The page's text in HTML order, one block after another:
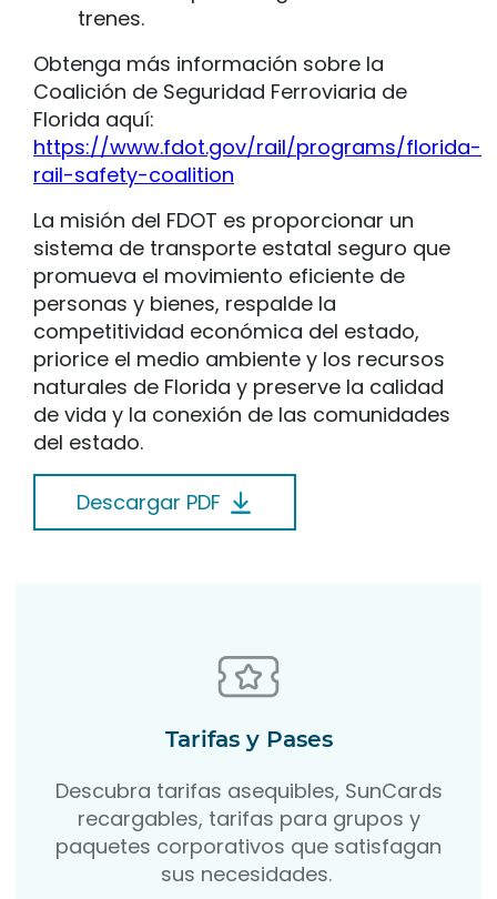
trenes.
Obtenga más información sobre la
Coalición de Seguridad Ferroviaria de
Florida aquí:
https://www.fdot.gov/rail/programs/florida-
rail-safety-coalition
La misión del FDOT es proporcionar un
sistema de transporte estatal seguro que
promueva el movimiento eficiente de
personas y bienes, respalde la
competitividad económica del estado,
priorice el medio ambiente y los recursos
naturales de Florida y preserve la calidad
de vida y la conexión de las comunidades
del estado.
Descargar PDF
Tarifas y Pases
Descubra tarifas asequibles, SunCards
recargables, tarifas para grupos y
paquetes corporativos que satisfagan
sus necesidades.